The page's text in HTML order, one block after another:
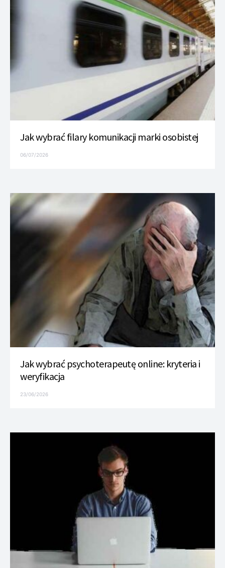
Jak wybrać filary komunikacji marki osobistej
06/07/2026
Jak wybrać psychoterapeutę online: kryteria i
weryfikacja
23/06/2026